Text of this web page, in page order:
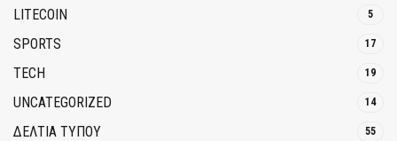
LITECOIN 5
SPORTS 17
TECH 19
UNCATEGORIZED 14
ΔΕΛΤΙΑ ΤΥΠΟΥ 55